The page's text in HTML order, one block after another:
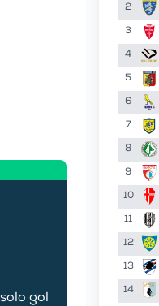
gol
2
3
4
5
6
7
8
9
10
11
12
13
14